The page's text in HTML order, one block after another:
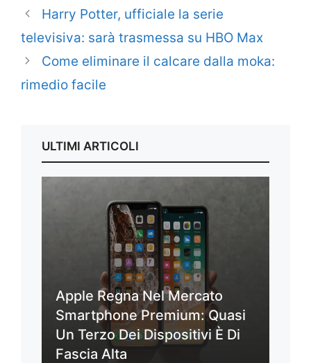
Harry Potter, ufficiale la serie
televisiva: sarà trasmessa su HBO Max
Come eliminare il calcare dalla moka:
rimedio facile
ULTIMI ARTICOLI
Apple Regna Nel Mercato
Smartphone Premium: Quasi
Un Terzo Dei Dispositivi È Di
Fascia Alta